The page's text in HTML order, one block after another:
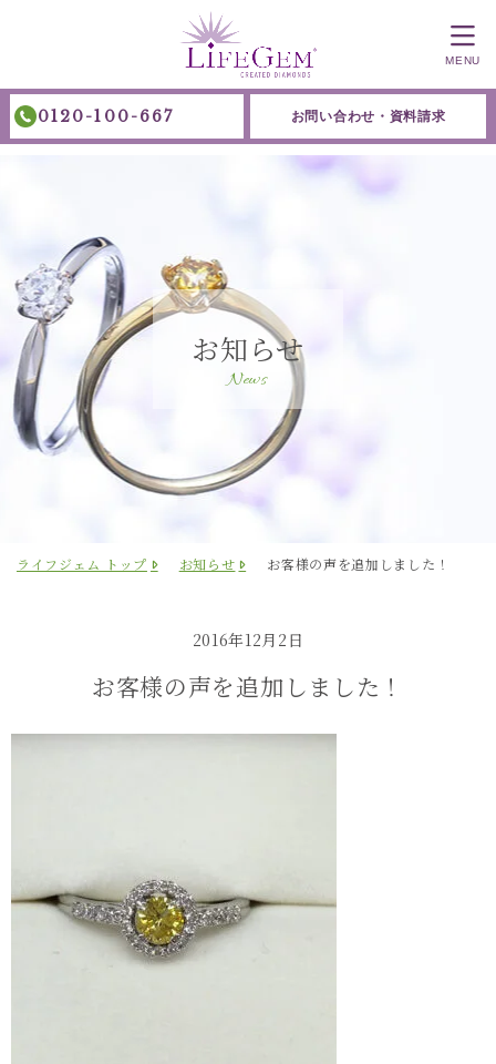
0120-100-667 お問い合わせ・資料請求
MENU
お知らせ
News
ライフジェム トップ お知らせ お客様の声を追加しました！
2016年12月2日
お客様の声を追加しました！